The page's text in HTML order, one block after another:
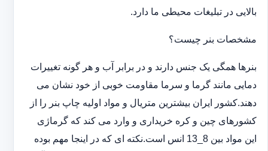
بالایی در تبلیغات محیطی ما دارد.
مشخصات بنر چیست؟
بنرها همگی یک جنس دارند و در برابر آب و هر گونه تغییرات
دمایی مانند گرما و سرما مقاومت خوبی از خود نشان می
دهند.کشور ایران بیشترین متریال و مواد اولیه چاپ بنر را از
کشورهای چین و کره خریداری و وارد می کند که گرماژی
این مواد بین 8_13 انس است.نکته ای که در اینجا مهم بوده